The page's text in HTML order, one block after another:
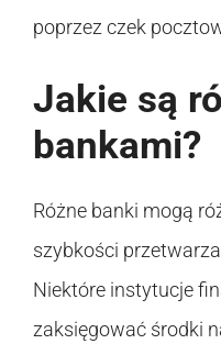
poprzez czek
Jakie są
bankami?
Różne banki mogą
szybkości
Niektóre instytucje
zaksięgować środki